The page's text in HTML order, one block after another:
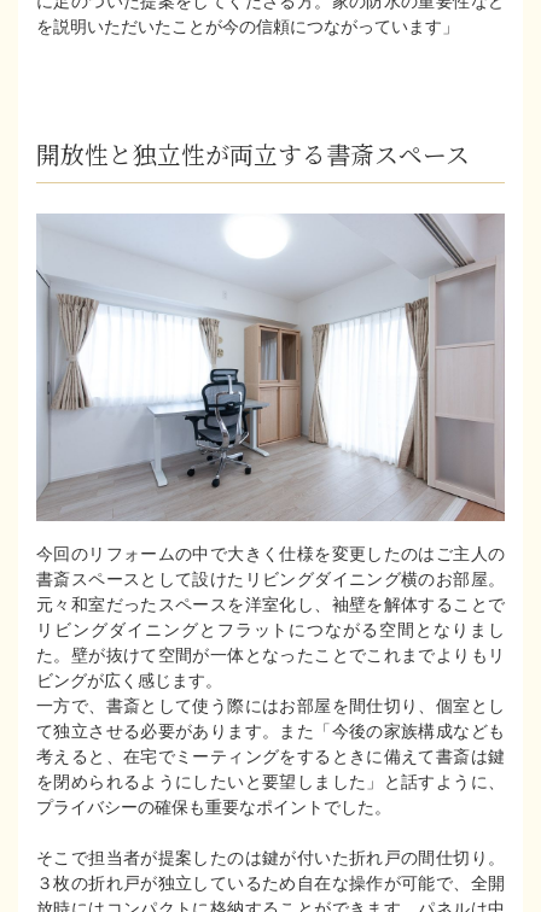
を説明いただいたことが今の信頼につながっています」
開放性と独立性が両立する書斎スペース
今回のリフォームの中で大きく仕様を変更したのはご主人の
書斎スペースとして設けたリビングダイニング横のお部屋。
元々和室だったスペースを洋室化し、袖壁を解体することで
リビングダイニングとフラットにつながる空間となりまし
た。壁が抜けて空間が一体となったことでこれまでよりもリ
ビングが広く感じます。
一方で、書斎として使う際にはお部屋を間仕切り、個室とし
て独立させる必要があります。また「今後の家族構成なども
考えると、在宅でミーティングをするときに備えて書斎は鍵
を閉められるようにしたいと要望しました」と話すように、
プライバシーの確保も重要なポイントでした。
そこで担当者が提案したのは鍵が付いた折れ戸の間仕切り。
３枚の折れ戸が独立しているため自在な操作が可能で、全開